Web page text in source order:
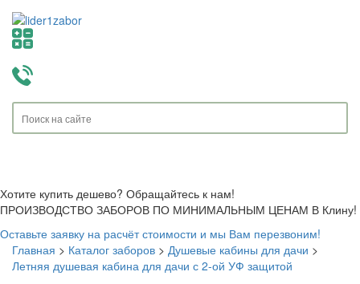
Хотите купить дешево? Обращайтесь к нам!
ПРОИЗВОДСТВО ЗАБОРОВ ПО МИНИМАЛЬНЫМ ЦЕНАМ В Клину!
Оставьте заявку на расчёт стоимости и мы Вам перезвоним!
Главная > Каталог заборов > Душевые кабины для дачи >
Летняя душевая кабина для дачи с 2-ой УФ защитой